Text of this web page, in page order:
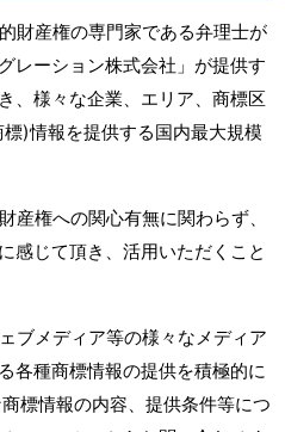
財産権の専門家である弁理士が
レーション株式会社」が提供す
、様々な企業、エリア、商標区
)情報を提供する国内最大規模
産権への関心有無に関わらず、
感じて頂き、活用いただくこと
ブメディア等の様々なメディア
各種商標情報の提供を積極的に
標情報の内容、提供条件等につ